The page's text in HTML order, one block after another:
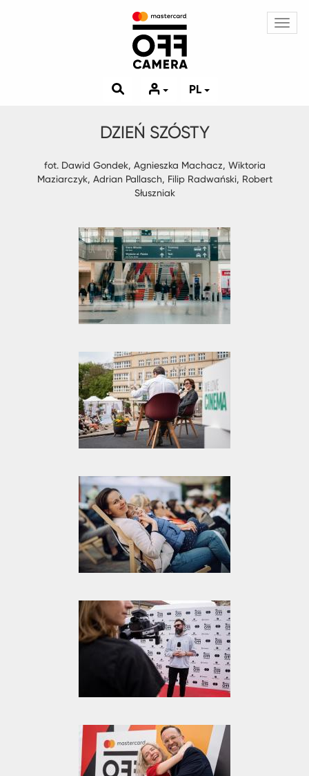
PL
DZIEŃ SZÓSTY
fot. Dawid Gondek, Agnieszka Machacz, Wiktoria
Maziarczyk, Adrian Pallasch, Filip Radwański, Robert
Słuszniak